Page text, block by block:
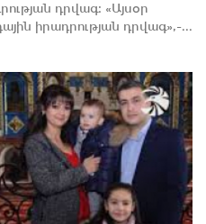
դրվագ։ «Այսօր
իրադրության դրվագ»,-...